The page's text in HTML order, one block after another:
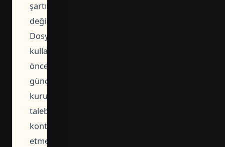
şartı
değiştirebilir.
Dosyayı
kullanmadan
önce
güncel
kurum
talebini
kontrol
etmek